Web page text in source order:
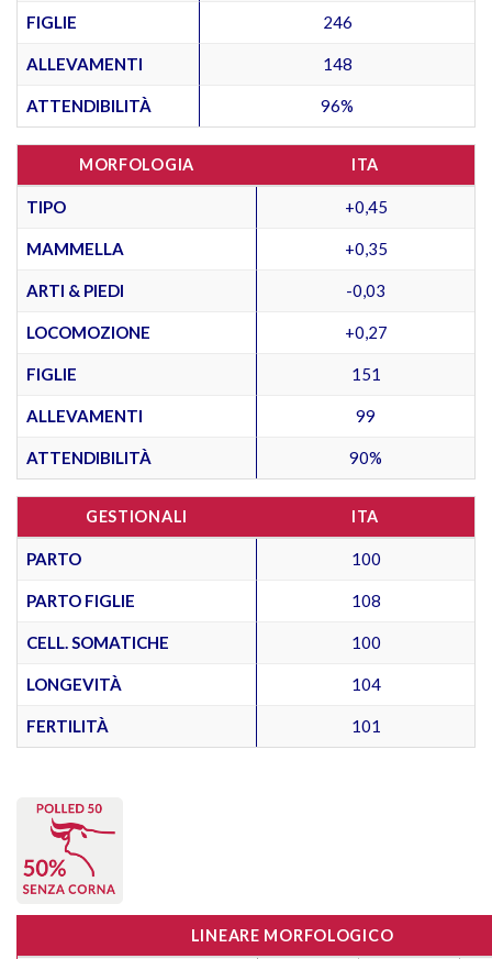
FIGLIE 246
ALLEVAMENTI 148
ATTENDIBILITÀ 96%
MORFOLOGIA ITA
TIPO +0,45
MAMMELLA +0,35
ARTI & PIEDI -0,03
LOCOMOZIONE +0,27
FIGLIE 151
ALLEVAMENTI 99
ATTENDIBILITÀ 90%
GESTIONALI ITA
PARTO 100
PARTO FIGLIE 108
CELL. SOMATICHE 100
LONGEVITÀ 104
FERTILITÀ 101
LINEARE MORFOLOGICO